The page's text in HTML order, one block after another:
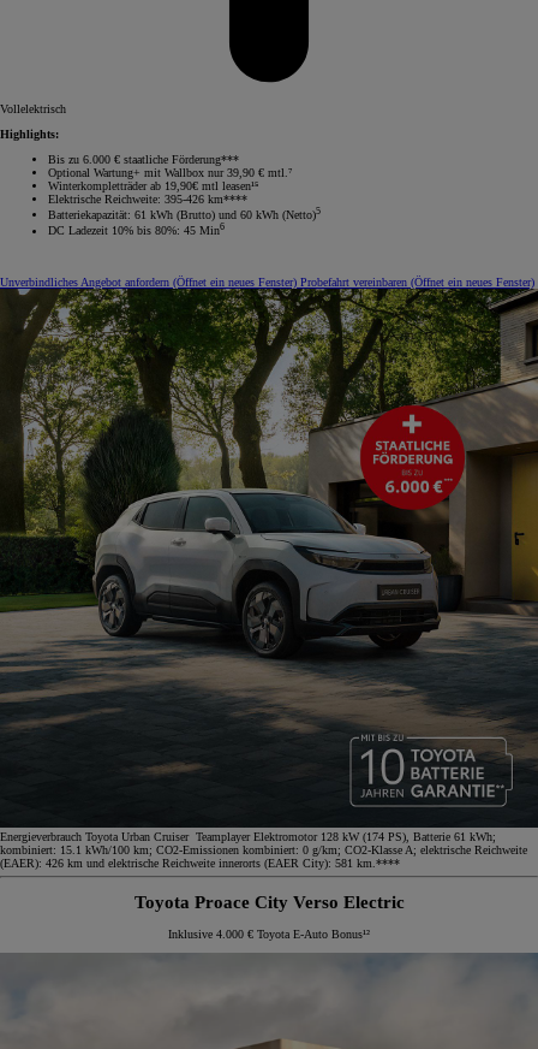
Vollelektrisch
Highlights:
Bis zu 6.000 € staatliche Förderung***
Optional Wartung+ mit Wallbox nur 39,90 € mtl.⁷
Winterkompletträder ab 19,90€ mtl leasen¹⁵
Elektrische Reichweite: 395-426 km****
Batteriekapazität: 61 kWh (Brutto) und 60 kWh (Netto)5
DC Ladezeit 10% bis 80%: 45 Min6
Unverbindliches Angebot anfordern (Öffnet ein neues Fenster) Probefahrt vereinbaren (Öffnet ein neues Fenster)
Energieverbrauch Toyota Urban Cruiser Teamplayer Elektromotor 128 kW (174 PS), Batterie 61 kWh;
kombiniert: 15.1 kWh/100 km; CO2-Emissionen kombiniert: 0 g/km; CO2-Klasse A; elektrische Reichweite
(EAER): 426 km und elektrische Reichweite innerorts (EAER City): 581 km.****
Toyota Proace City Verso Electric
Inklusive 4.000 € Toyota E-Auto Bonus¹²